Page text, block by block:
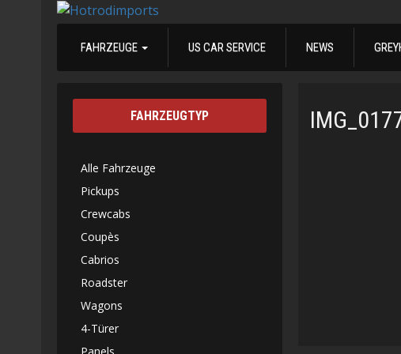
FAHRZEUGE US CAR SERVICE NEWS
FAHRZEUGTYP
Alle Fahrzeuge
Pickups
Crewcabs
Coupès
Cabrios
Roadster
Wagons
4-Türer